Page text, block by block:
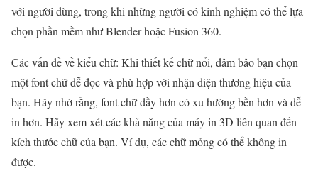
với người dùng, trong khi những người có kinh nghiệm có thể lựa
chọn phần mềm như Blender hoặc Fusion 360.
Các vấn đề về kiểu chữ: Khi thiết kế chữ nổi, đảm bảo bạn chọn
một font chữ dễ đọc và phù hợp với nhận diện thương hiệu của
bạn. Hãy nhớ rằng, font chữ dầy hơn có xu hướng bền hơn và dễ
in hơn. Hãy xem xét các khả năng của máy in 3D liên quan đến
kích thước chữ của bạn. Ví dụ, các chữ mỏng có thể không in
được.